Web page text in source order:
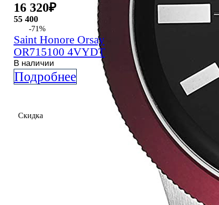
16 320₽
55 400
-71%
Saint HonoreOrsay
OR715100 4VYDT
В наличии
Подробнее
Скидка